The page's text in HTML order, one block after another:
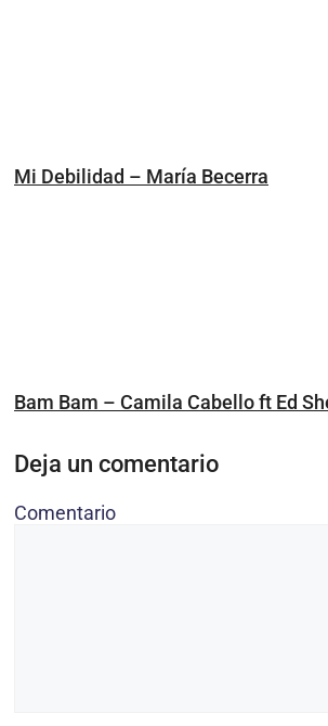
Mi Debilidad – María Becerra
Bam Bam – Camila Cabello ft Ed
Deja un comentario
Comentario